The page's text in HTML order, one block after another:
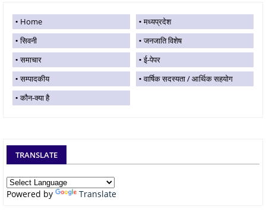
Home
मध्यप्रदेश
सिवनी
जनजाति विशेष
समाचार
ई-पेपर
सम्पादकीय
वार्षिक सदस्यता / आर्थिक सहयोग
कौन-क्या है
TRANSLATE
Powered by Translate